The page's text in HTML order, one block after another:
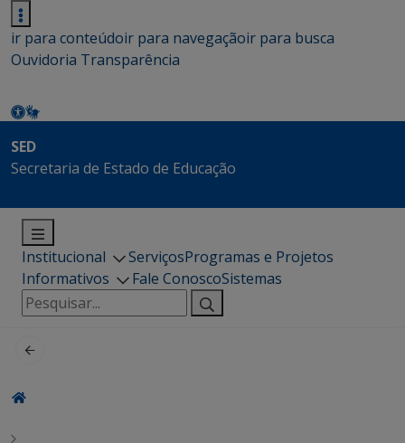
ir para conteúdoir para navegaçãoir para busca
Ouvidoria Transparência
SED
Secretaria de Estado de Educação
Institucional ServiçosProgramas e Projetos
Informativos
Fale ConoscoSistemas
Pesquisar
por: